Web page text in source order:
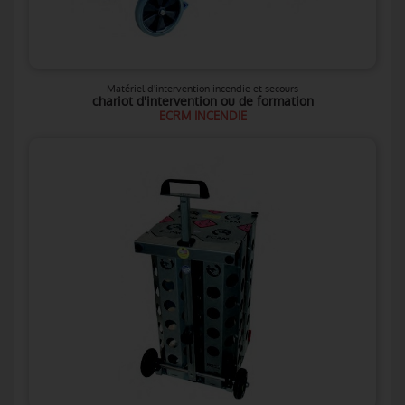
Matériel d'intervention incendie et secours
chariot d'intervention ou de formation
ECRM INCENDIE